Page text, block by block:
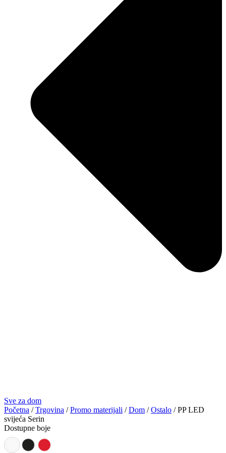
Sve za dom
Početna /Trgovina /Promo materijali /Dom /Ostalo / PP LED
svijeća Serin
Dostupne boje